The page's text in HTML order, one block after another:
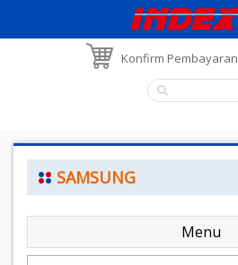
Konfirm Pembayaran
SAMSUNG
Menu